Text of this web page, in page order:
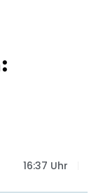
16:37 Uhr